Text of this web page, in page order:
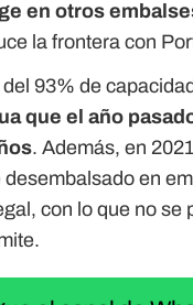
en otros
la frontera con
93% de
que el año
. Además, en
en
con lo que no se